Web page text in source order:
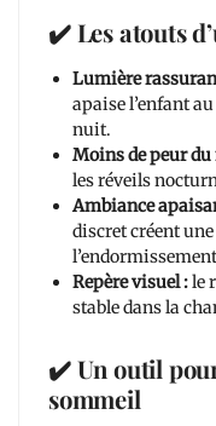
✔️ Les atouts
Lumière
apaise l’enfant
nuit.
Moins de peur
les réveils
Ambiance
discret créent
Repère visuel :le
stable dans la
✔️ Un outil
sommeil